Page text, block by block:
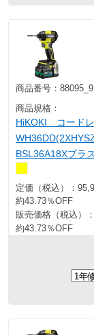
商品番号： 88095_9
商品規格：
HiKOKI コード
BSL36A18Xプラ
定価（税込）：
約43.73％OFF
販売価格（税込）：
約43.73％OFF